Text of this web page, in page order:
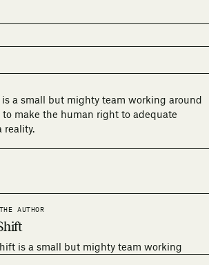
is a small but mighty team working around
make the human right to adequate
reality.
AUTHOR
is a small but mighty team working